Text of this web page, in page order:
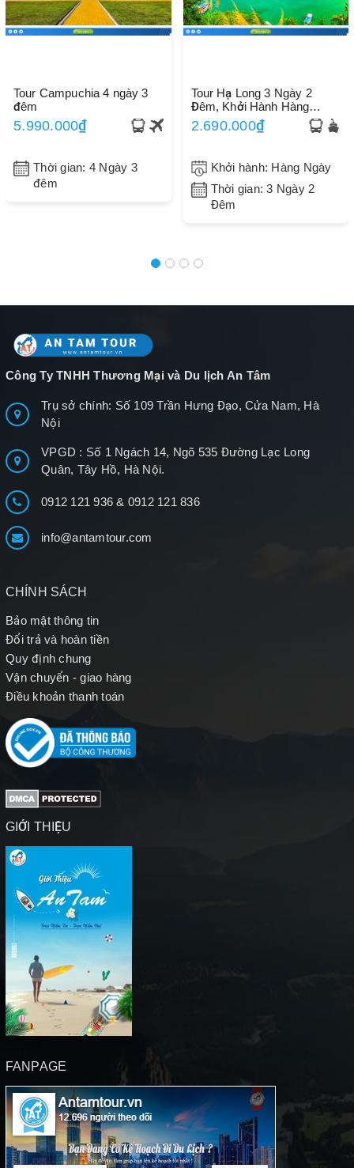
Tour Campuchia 4 ngày 3
đêm
5.990.000₫
Thời gian: 4 Ngày 3
đêm
Tour Hạ Long 3 Ngày 2
Đêm, Khởi Hành Hàng
Ngày
2.690.000₫
Khởi hành: Hàng Ngày
Thời gian: 3 Ngày 2
Đêm
Công Ty TNHH Thương Mại và Du lịch An Tâm
Trụ sở chính: Số 109 Trần Hưng Đạo, Cửa Nam, Hà
Nội
VPGD : Số 1 Ngách 14, Ngõ 535 Đường Lạc Long
Quân, Tây Hồ, Hà Nội.
0912 121 936& 0912 121 836
info@antamtour.com
CHÍNH SÁCH
Bảo mật thông tin
Đổi trả và hoàn tiền
Quy định chung
Vận chuyển - giao hàng
Điều khoản thanh toán
GIỚI THIỆU
FANPAGE